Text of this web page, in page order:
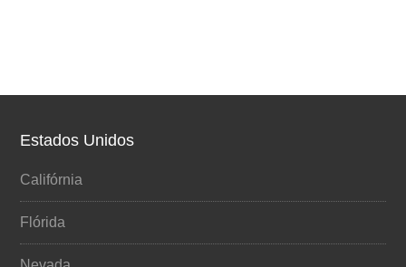
Estados Unidos
Califórnia
Flórida